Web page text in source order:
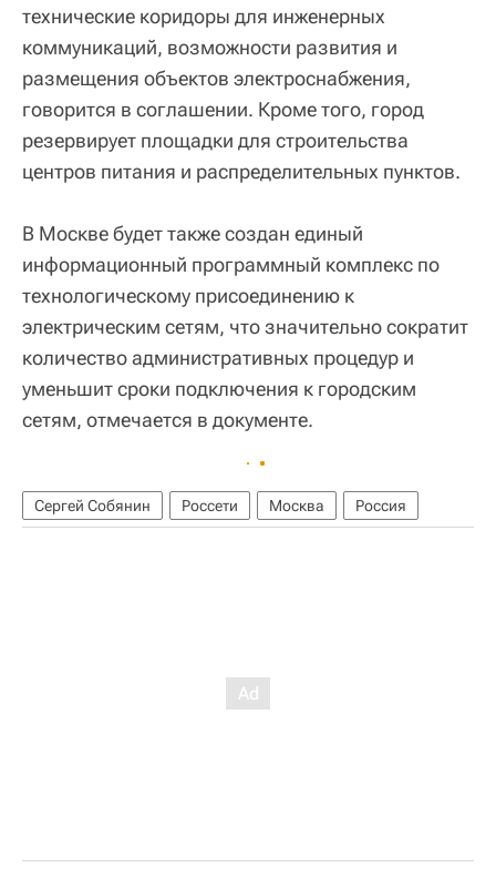
технические коридоры для инженерных
коммуникаций, возможности развития и
размещения объектов электроснабжения,
говорится в соглашении. Кроме того, город
резервирует площадки для строительства
центров питания и распределительных пунктов.
В Москве будет также создан единый
информационный программный комплекс по
технологическому присоединению к
электрическим сетям, что значительно сократит
количество административных процедур и
уменьшит сроки подключения к городским
сетям, отмечается в документе.
Сергей Собянин Россети Москва Россия